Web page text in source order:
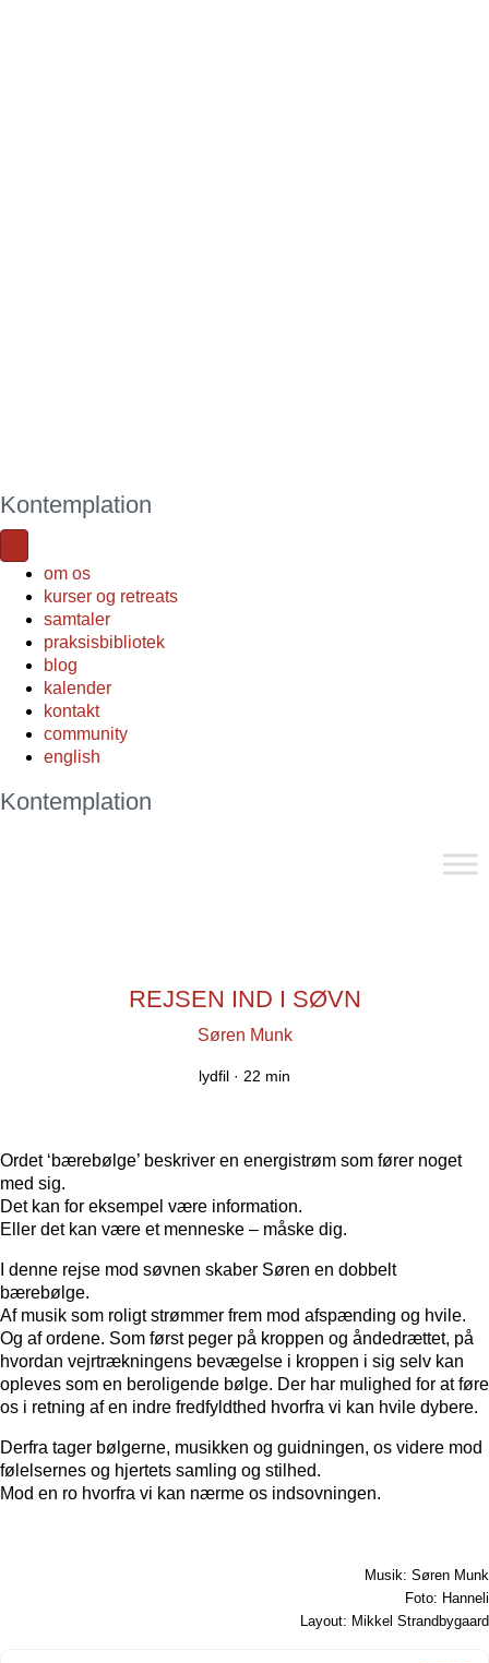
Kontemplation
om os
kurser og retreats
samtaler
praksisbibliotek
blog
kalender
kontakt
community
english
Kontemplation
REJSEN IND I SØVN
Søren Munk
lydfil · 22 min
Ordet ‘bærebølge’ beskriver en energistrøm som fører noget
med sig.
Det kan for eksempel være information.
Eller det kan være et menneske – måske dig.
I denne rejse mod søvnen skaber Søren en dobbelt
bærebølge.
Af musik som roligt strømmer frem mod afspænding og hvile.
Og af ordene. Som først peger på kroppen og åndedrættet, på
hvordan vejrtrækningens bevægelse i kroppen i sig selv kan
opleves som en beroligende bølge. Der har mulighed for at føre
os i retning af en indre fredfyldthed hvorfra vi kan hvile dybere.
Derfra tager bølgerne, musikken og guidningen, os videre mod
følelsernes og hjertets samling og stilhed.
Mod en ro hvorfra vi kan nærme os indsovningen.
Musik: Søren Munk
Foto: Hanneli
Layout: Mikkel Strandbygaard